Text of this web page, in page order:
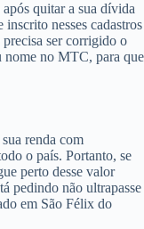
quitar a sua dívida
nesses cadastros
ser corrigido o
nome no MTC, para que
renda com
o país. Portanto, se
perto desse valor
pedindo não ultrapasse
em São Félix do